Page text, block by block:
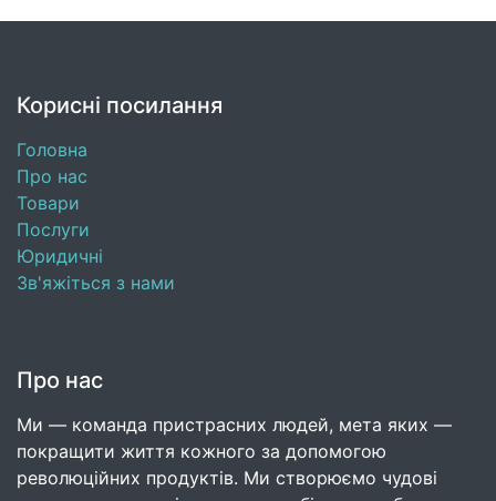
Корисні посилання
Головна
Про нас
Товари
Послуги
Юридичні
Зв'яжіться з нами
Про нас
Ми — команда пристрасних людей, мета яких —
покращити життя кожного за допомогою
революційних продуктів. Ми створюємо чудові